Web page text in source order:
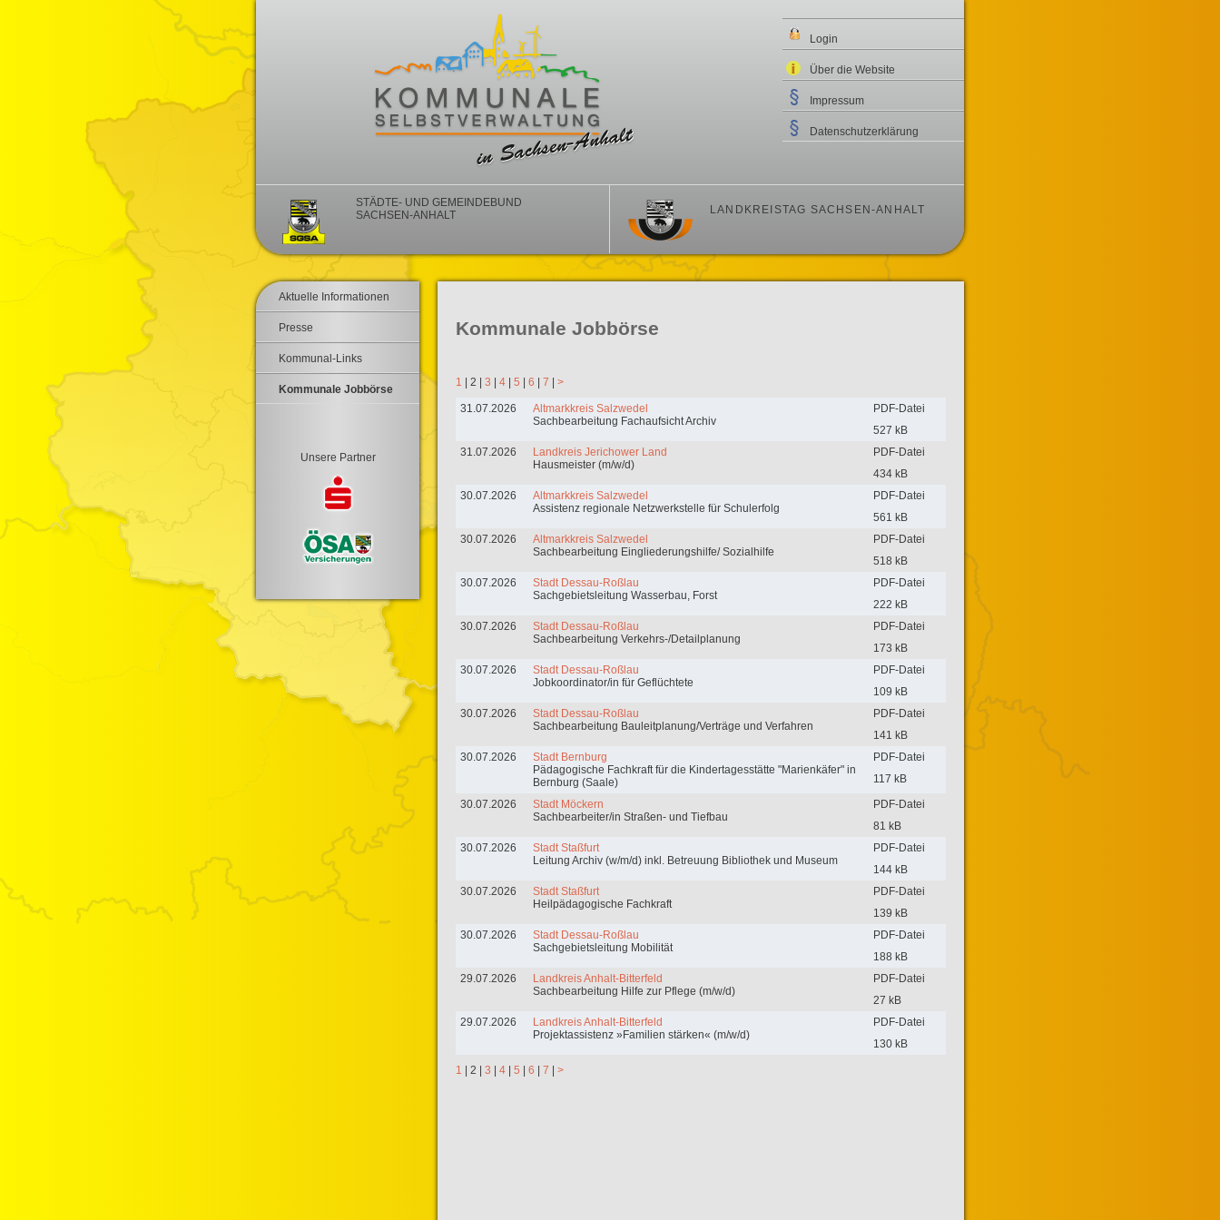
Login
Über die Website
Impressum
Datenschutzerklärung
STÄDTE- UND GEMEINDEBUND
SACHSEN-ANHALT
LANDKREISTAG SACHSEN-ANHALT
Aktuelle Informationen
Presse
Kommunal-Links
Kommunale Jobbörse
Unsere Partner
Kommunale Jobbörse
1 2 3 4 5 6 7 >
31.07.2026
Altmarkkreis Salzwedel
Sachbearbeitung Fachaufsicht Archiv
PDF-Datei
527 kB
31.07.2026
Landkreis Jerichower Land
Hausmeister (m/w/d)
PDF-Datei
434 kB
30.07.2026
Altmarkkreis Salzwedel
Assistenz regionale Netzwerkstelle für Schulerfolg
PDF-Datei
561 kB
30.07.2026
Altmarkkreis Salzwedel
Sachbearbeitung Eingliederungshilfe/ Sozialhilfe
PDF-Datei
518 kB
30.07.2026
Stadt Dessau-Roßlau
Sachgebietsleitung Wasserbau, Forst
PDF-Datei
222 kB
30.07.2026
Stadt Dessau-Roßlau
Sachbearbeitung Verkehrs-/Detailplanung
PDF-Datei
173 kB
30.07.2026
Stadt Dessau-Roßlau
Jobkoordinator/in für Geflüchtete
PDF-Datei
109 kB
30.07.2026
Stadt Dessau-Roßlau
Sachbearbeitung Bauleitplanung/Verträge und Verfahren
PDF-Datei
141 kB
30.07.2026
Stadt Bernburg
Pädagogische Fachkraft für die Kindertagesstätte "Marienkäfer" in
Bernburg (Saale)
PDF-Datei
117 kB
30.07.2026
Stadt Möckern
Sachbearbeiter/in Straßen- und Tiefbau
PDF-Datei
81 kB
30.07.2026
Stadt Staßfurt
Leitung Archiv (w/m/d) inkl. Betreuung Bibliothek und Museum
PDF-Datei
144 kB
30.07.2026
Stadt Staßfurt
Heilpädagogische Fachkraft
PDF-Datei
139 kB
30.07.2026
Stadt Dessau-Roßlau
Sachgebietsleitung Mobilität
PDF-Datei
188 kB
29.07.2026
Landkreis Anhalt-Bitterfeld
Sachbearbeitung Hilfe zur Pflege (m/w/d)
PDF-Datei
27 kB
29.07.2026
Landkreis Anhalt-Bitterfeld
Projektassistenz »Familien stärken« (m/w/d)
PDF-Datei
130 kB
1 2 3 4 5 6 7 >